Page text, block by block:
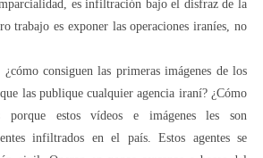
es infiltración bajo el disfraz de la
trabajo es exponer las operaciones iraníes, no
consiguen las primeras imágenes de los
las publique cualquier agencia iraní? ¿Cómo
porque estos vídeos e imágenes les son
infiltrados en el país. Estos agentes se